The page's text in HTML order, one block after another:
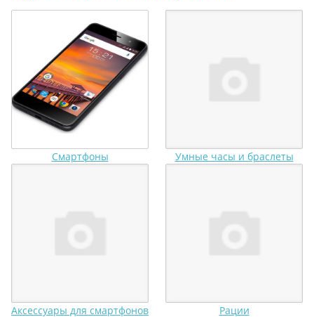
Смартфоны Умные часы и браслеты
Аксессуары для смартфонов Рации